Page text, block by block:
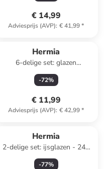
€ 14,99
Adviesprijs (AVP): € 41,99*
Hermia
6-delige set: glazen
goudkleurig - 570 ml
-72%
€ 11,99
Adviesprijs (AVP): € 42,99*
Hermia
2-delige set: ijsglazen - 240
ml
-77%